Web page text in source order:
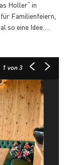
Holler“ in
Familienfeiern,
so eine Idee….
1 von 3